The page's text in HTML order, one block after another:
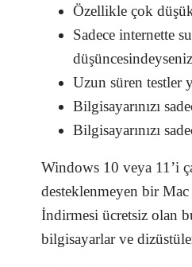
Özellikle çok
Sadece internette
Uzun süren testler
Bilgisayarınızı
Bilgisayarınızı
Windows 10 veya 11’i
desteklenmeyen bir
İndirmesi ücretsiz olan
bilgisayarlar ve